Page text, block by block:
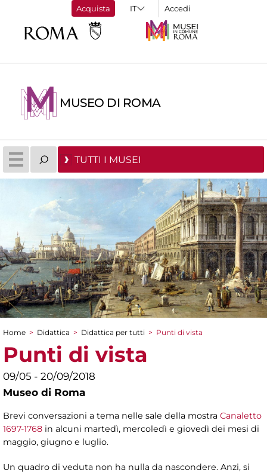
Acquista Accedi
MUSEO DI ROMA
TUTTI I MUSEI
Tu sei qui
Home > Didattica > Didattica per tutti > Punti di vista
Punti di vista
09/05 - 20/09/2018
Museo di Roma
Brevi conversazioni a tema nelle sale della mostra Canaletto
1697-1768 in alcuni martedì, mercoledì e giovedì dei mesi di
maggio, giugno e luglio.
Un quadro di veduta non ha nulla da nascondere. Anzi, si